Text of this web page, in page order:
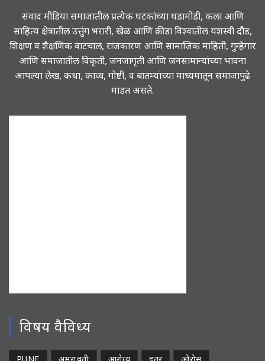
संवाद मीडिया समाजातील प्रत्येक घटकांच्या घडामोडी, कला आणि
साहित्य क्षेत्रातील उत्तुंग भरारी, खेळ आणि क्रीडा विश्वातील यशस्वी दौड,
शिक्षण व शैक्षणिक वाटचाल, राजकारण आणि सामाजिक माहिती, गुन्हेगार
आणि समाजातील विकृती, जनजागृती आणि जनसामान्यांच्या भावना
आपल्या लेख, कथा, काव्य, गोष्टी, व बातम्यांच्या माध्यमातून समाजापुढे
मांडत असते.
विषय वैविध्य
PUNE अमरावती आरोग्य इतर
ओरोस